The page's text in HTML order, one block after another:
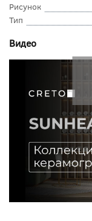
Рисунок
Тип
Видео